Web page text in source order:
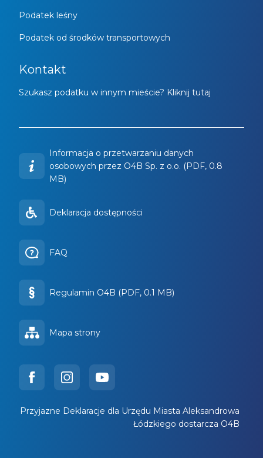
Podatek leśny
Podatek od środków transportowych
Kontakt
Szukasz podatku w innym mieście? Kliknij tutaj
Informacja o przetwarzaniu danych
osobowych przez O4B Sp. z o.o. (PDF, 0.8
MB)
Deklaracja dostępności
FAQ
Regulamin O4B (PDF, 0.1 MB)
Mapa strony
Przyjazne Deklaracje dla Urzędu Miasta Aleksandrowa
Łódzkiego dostarcza O4B